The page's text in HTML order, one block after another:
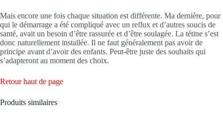
Mais encore une fois chaque situation est différente. Ma dernière, pour
qui le démarrage a été compliqué avec un reflux et d’autres soucis de
santé, avait un besoin d’être rassurée et d’être soulagée. La tétine s’est
donc naturellement installée. Il ne faut généralement pas avoir de
principe avant d’avoir des enfants. Peut-être juste des souhaits qui
s’adapteront au moment des choix.
Retour haut de page
Produits similaires